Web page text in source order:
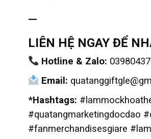
—
LIÊN HỆ NGAY ĐỂ
Hotline & Zalo:
Email:
*Hashtags:
#quatangmarketingdocdao
#fanmerchandisesgiare